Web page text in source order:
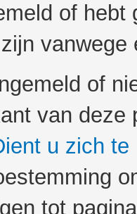
of
of
van
u zich te
tot